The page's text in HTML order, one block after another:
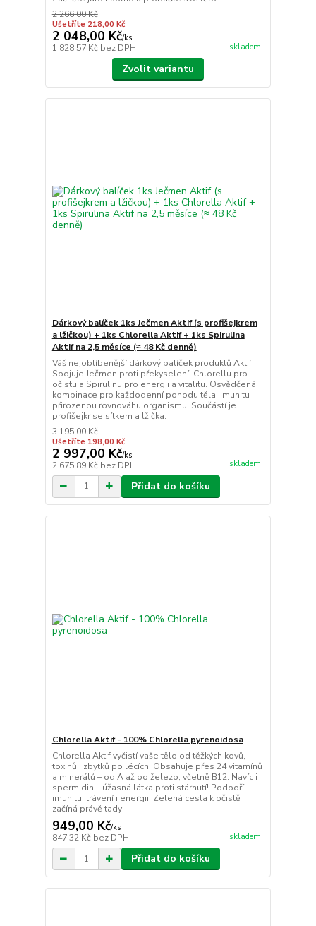
2 266,00 Kč
Ušetříte 218,00 Kč
2 048,00 Kč/ks
1 828,57 Kč bez DPH skladem
Zvolit variantu
Dárkový balíček 1ks Ječmen Aktif (s profišejkrem
a lžičkou) + 1ks Chlorella Aktif + 1ks Spirulina
Aktif na 2,5 měsíce (≈ 48 Kč denně)
Váš nejoblíbenější dárkový balíček produktů Aktif.
Spojuje Ječmen proti překyselení, Chlorellu pro
očistu a Spirulinu pro energii a vitalitu. Osvědčená
kombinace pro každodenní pohodu těla, imunitu i
přirozenou rovnováhu organismu. Součástí je
profišejkr se sítkem a lžička.
3 195,00 Kč
Ušetříte 198,00 Kč
2 997,00 Kč/ks
2 675,89 Kč bez DPH skladem
Přidat do košíku
Chlorella Aktif - 100% Chlorella pyrenoidosa
Chlorella Aktif vyčistí vaše tělo od těžkých kovů,
toxinů i zbytků po lécích. Obsahuje přes 24 vitamínů
a minerálů – od A až po železo, včetně B12. Navíc i
spermidin – úžasná látka proti stárnutí! Podpoří
imunitu, trávení i energii. Zelená cesta k očistě
začíná právě tady!
949,00 Kč/ks
847,32 Kč bez DPH skladem
Přidat do košíku